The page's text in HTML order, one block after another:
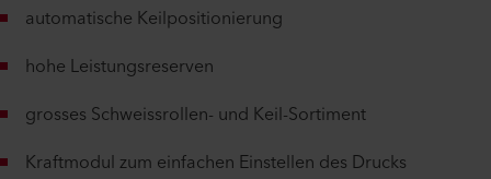
automatische Keilpositionierung
hohe Leistungsreserven
grosses Schweissrollen- und Keil-Sortiment
Kraftmodul zum einfachen Einstellen des Drucks